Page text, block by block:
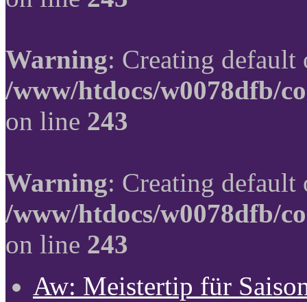
Warning: Creating
/www/htdocs/w0078dfb/
on line 243
Warning: Creating
/www/htdocs/w0078dfb/
on line 243
Aw: Meistertip für